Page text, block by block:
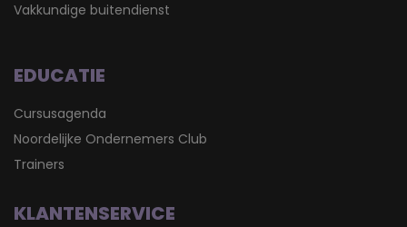
Vakkundige buitendienst
EDUCATIE
Cursusagenda
Noordelijke Ondernemers Club
Trainers
KLANTENSERVICE